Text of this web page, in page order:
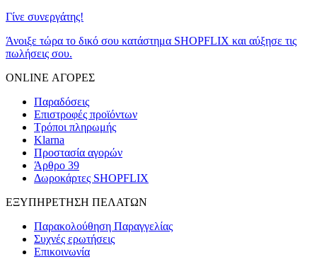
Γίνε συνεργάτης!
Άνοιξε τώρα το δικό σου κατάστημα SHOPFLIX και αύξησε τις
πωλήσεις σου.
ONLINE ΑΓΟΡΕΣ
Παραδόσεις
Επιστροφές προϊόντων
Τρόποι πληρωμής
Klarna
Προστασία αγορών
Άρθρο 39
Δωροκάρτες SHOPFLIX
ΕΞΥΠΗΡΕΤΗΣΗ ΠΕΛΑΤΩΝ
Παρακολούθηση Παραγγελίας
Συχνές ερωτήσεις
Επικοινωνία